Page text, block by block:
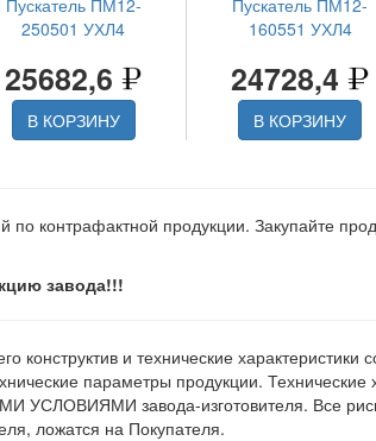
Пускатель ПМ12-
250501 УХЛ4
25682,6
В КОРЗИНУ
Пускатель ПМ12-
160551 УХЛ4
24728,4
В КОРЗИНУ
контрафактной продукции. Закупайте
завода!!!
конструктив и технические
параметры продукции. Технические
УСЛОВИЯМИ завода-изготовителя. Все
ложатся на Покупателя.